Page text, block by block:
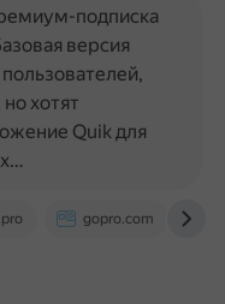
gopro.com
подписка
версия
хотят
Quik для